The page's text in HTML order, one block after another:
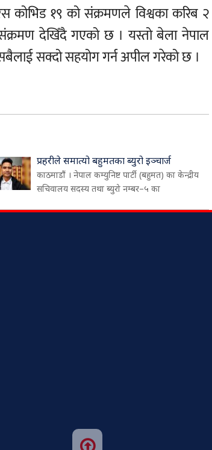
कोभिड १९ को संक्रमणले विश्वका करिब २
देखिँदै गएको छ । यस्तो बेला नेपाल
सक्दो सहयोग गर्न अपील गरेको छ ।
प्रहरीले समात्यो बहुमतका ब्युरो इञ्चार्ज
काठमाडौं । नेपाल कम्युनिष्ट पार्टी (बहुमत) का केन्द्रीय
सचिवालय सदस्य तथा ब्युरो नम्बर–५ का